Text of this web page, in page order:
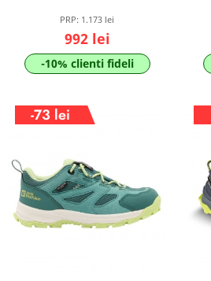
PRP: 1.173 lei
992 lei
-10% clienti fideli
-73 lei